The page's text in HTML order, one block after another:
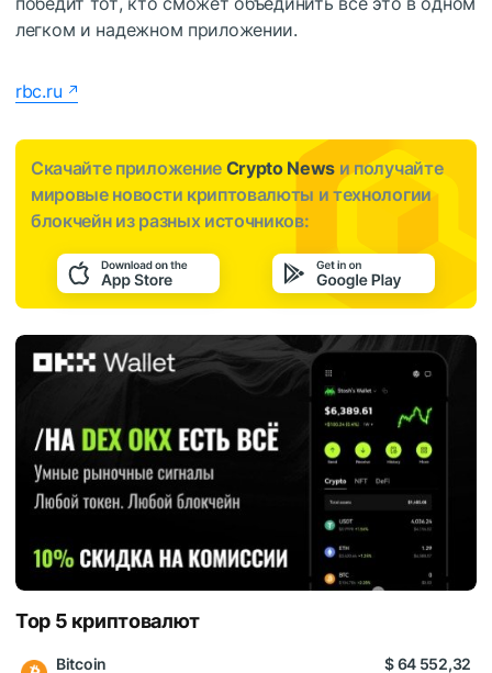
легком и надежном приложении.
rbc.ru
Скачайте приложение Crypto News и получайте
мировые новости криптовалюты и технологии
блокчейн из разных источников:
Top 5 криптовалют
Bitcoin $ 64 552,32